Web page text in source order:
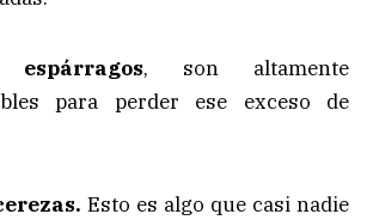
, son altamente
para perder ese exceso de
Esto es algo que casi nadie